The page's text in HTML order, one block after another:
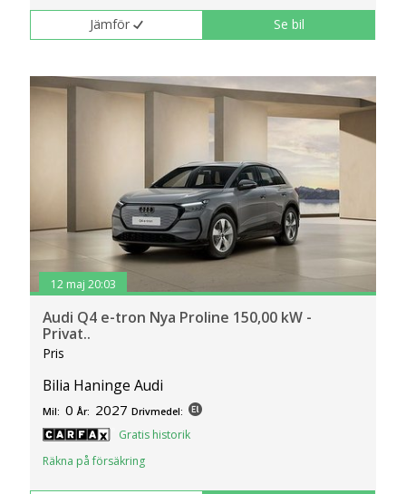
Jämför Se bil
12 maj 20:03
Audi Q4 e-tron Nya Proline 150,00 kW -
Privat..
Pris
Bilia Haninge Audi
Mil: 0 År: 2027 Drivmedel:
Gratis historik
Räkna på försäkring